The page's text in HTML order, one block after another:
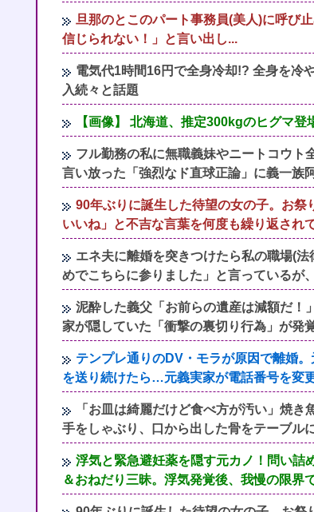
旦那のとこのパート事務員(美人)に呼び
信じられない！」と言い出し...
電気代1時間16円で全身冷却!? 全身を冷
入続々と話題
【画像】 北海道、推定300kgのヒグマ
フル勤務の私に無職義妹やニートコウト
言い放った「強烈なド直球正論」に義一
90年ぶりに誕生した待望の女の子。お祭
いいね」と不吉な言葉を何度も繰り返され
エネ夫に離婚を突きつけたら私の職場(
めでこちらに参りました」と言っているが
泥酔した義父「お前らの遺産は減額だ！
家が隠していた「衝撃の裏切り行為」が
テンプレ通りのDV・モラが原因で離婚
を送り続けたら…元義実家が電話番号を変
「お皿は綺麗だけど食べ方が汚い」焼
手をしゃぶり、口から出した骨をテーブル
浮気と緊急避妊薬を隠す元カノ！問い詰
＆おねだり三昧。浮気発覚後、我慢の限界